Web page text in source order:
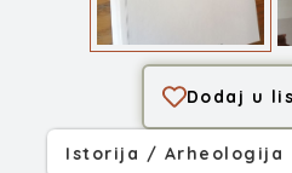
Dodaj u
Istorija / Arheologija